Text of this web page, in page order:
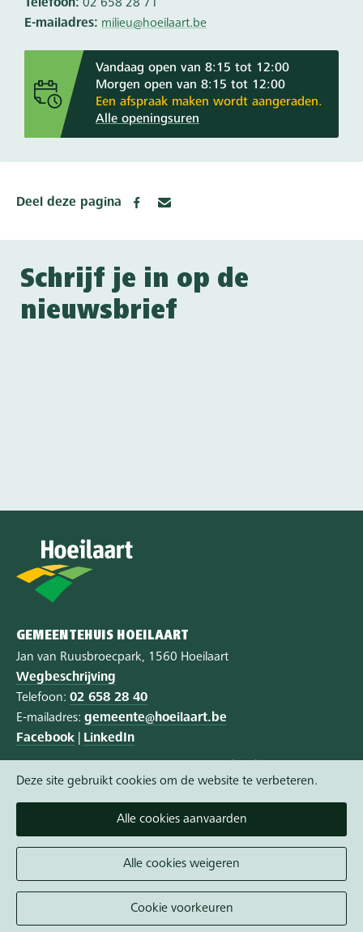
Telefoon 02 658 28 71
E-mailadres
milieu@hoeilaart.be
Vandaag open van 8:15 tot 12:00
Morgen open van 8:15 tot 12:00
Een afspraak maken wordt aangeraden.
Alle openingsuren
Deel deze pagina
Schrijf je in op de
nieuwsbrief
GEMEENTEHUIS HOEILAART
Jan van Ruusbroecpark, 1560 Hoeilaart
Wegbeschrijving
Telefoon: 02 658 28 40
E-mailadres: gemeente@hoeilaart.be
Facebook
LinkedIn
Vandaag open van 8:15 tot 12:00
Morgen open van 8:15 tot 12:00
Alle openingsuren
Deze site gebruikt cookies om de website te verbeteren.
Cookie voorkeuren
Alle cookies weigeren
Alle cookies aanvaarden